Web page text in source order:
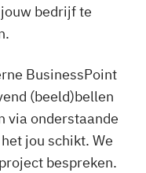
bedrijf te
BusinessPoint
(beeld)bellen
via onderstaande
jou schikt. We
bespreken.